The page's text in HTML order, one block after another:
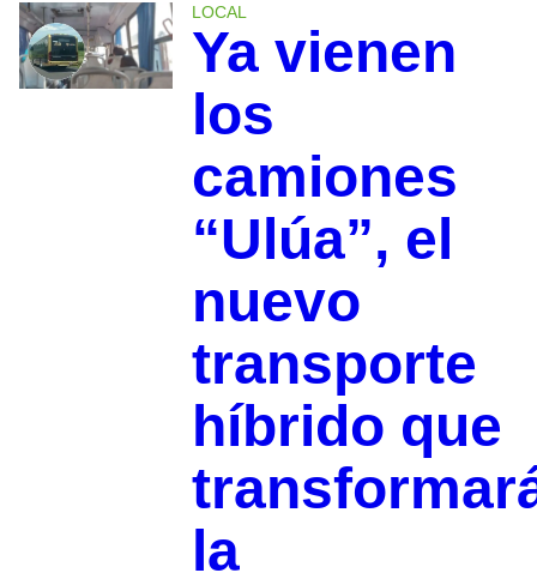
LOCAL
Ya vienen
los
camiones
“Ulúa”, el
nuevo
transporte
híbrido que
la